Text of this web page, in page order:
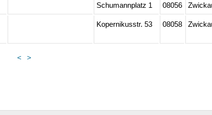
Schumannplatz 1 08056
Kopernikusstr. 53 08058
< >